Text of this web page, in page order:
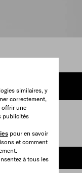
similaires, y
correctement,
offrir une
publicités
pour en savoir
et comment
à tous les